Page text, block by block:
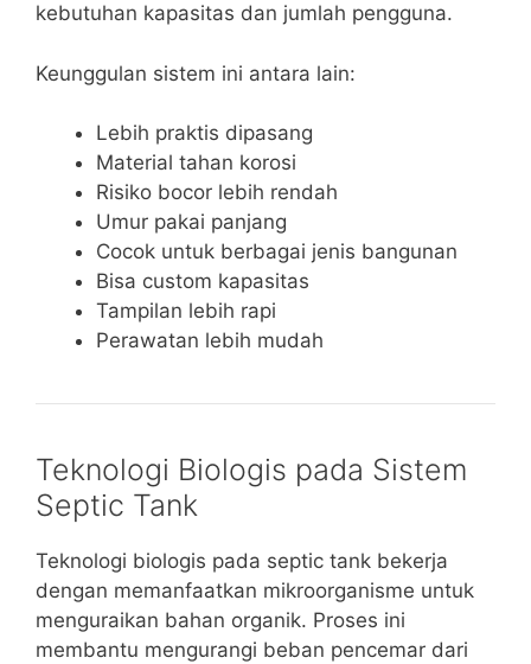
kebutuhan kapasitas dan jumlah pengguna.
Keunggulan sistem ini antara lain:
Lebih praktis dipasang
Material tahan korosi
Risiko bocor lebih rendah
Umur pakai panjang
Cocok untuk berbagai jenis bangunan
Bisa custom kapasitas
Tampilan lebih rapi
Perawatan lebih mudah
Teknologi Biologis pada Sistem
Septic Tank
Teknologi biologis pada septic tank bekerja
dengan memanfaatkan mikroorganisme untuk
menguraikan bahan organik. Proses ini
membantu mengurangi beban pencemar dari